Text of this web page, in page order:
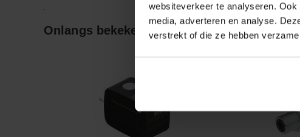
websiteverkeer te analyseren.
media, adverteren en analyse.
verstrekt of die ze hebben
Onlangs bekeken: